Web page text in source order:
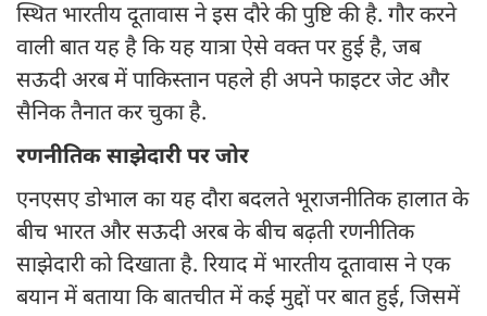
स्थित भारतीय दूतावास ने इस दौरे की पुष्टि की है. गौर करने
वाली बात यह है कि यह यात्रा ऐसे वक्त पर हुई है, जब
सऊदी अरब में पाकिस्तान पहले ही अपने फाइटर जेट और
सैनिक तैनात कर चुका है.
रणनीतिक साझेदारी पर जोर
एनएसए डोभाल का यह दौरा बदलते भूराजनीतिक हालात के
बीच भारत और सऊदी अरब के बीच बढ़ती रणनीतिक
साझेदारी को दिखाता है. रियाद में भारतीय दूतावास ने एक
बयान में बताया कि बातचीत में कई मुद्दों पर बात हुई, जिसमें